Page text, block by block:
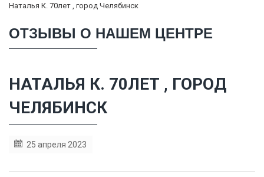
Наталья К. 70лет , город Челябинск
ОТЗЫВЫ О НАШЕМ ЦЕНТРЕ
НАТАЛЬЯ К. 70ЛЕТ , ГОРОД
ЧЕЛЯБИНСК
25 апреля 2023